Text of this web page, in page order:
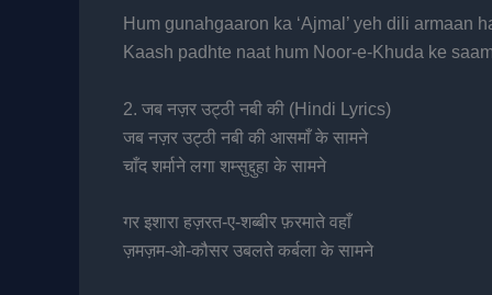
Hum gunahgaaron ka ‘Ajmal’ yeh dili armaan
Kaash padhte naat hum Noor-e-Khuda ke
2. जब नज़र उट्ठी नबी की (Hindi Lyrics)
जब नज़र उट्ठी नबी की आसमाँ के सामने
चाँद शर्माने लगा शम्सुद्दुहा के सामने
गर इशारा हज़रत-ए-शब्बीर फ़रमाते वहाँ
ज़मज़म-ओ-कौसर उबलते कर्बला के सामने